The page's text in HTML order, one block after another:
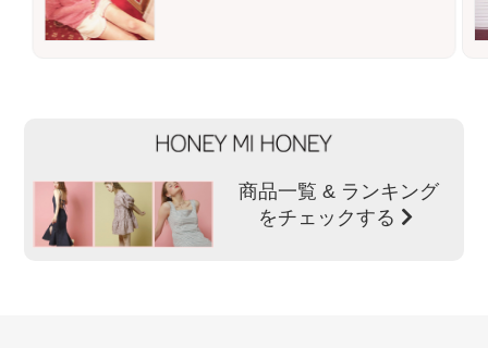
商品一覧 & ランキング
をチェックする